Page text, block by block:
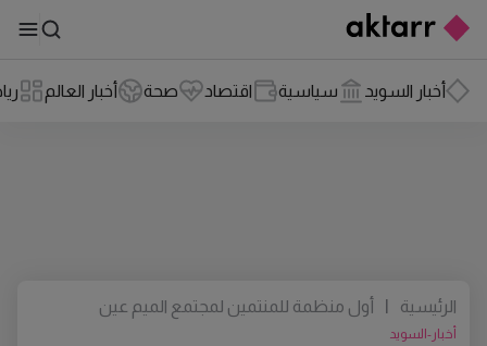
أخبار السويد سياسية اقتصاد صحة أخبار العالم
أخبار-السويد
الرئيسية
أول منظمة للمنتمين لمجتمع الميم عين